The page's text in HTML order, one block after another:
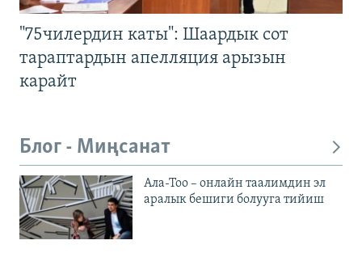
"75чилердин каты": Шаардык сот
тараптардын апелляция арызын
карайт
Блог - Миңсанат
Ала-Тоо – онлайн таалимдин эл
аралык бешиги болууга тийиш